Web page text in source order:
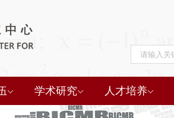
学术研究 人才培养